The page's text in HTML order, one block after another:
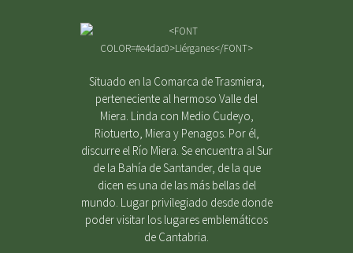
Situado en la Comarca de Trasmiera,
perteneciente al hermoso Valle del
Miera. Linda con Medio Cudeyo,
Riotuerto, Miera y Penagos. Por él,
discurre el Río Miera. Se encuentra al Sur
de la Bahía de Santander, de la que
dicen es una de las más bellas del
mundo. Lugar privilegiado desde donde
poder visitar los lugares emblemáticos
de Cantabria.